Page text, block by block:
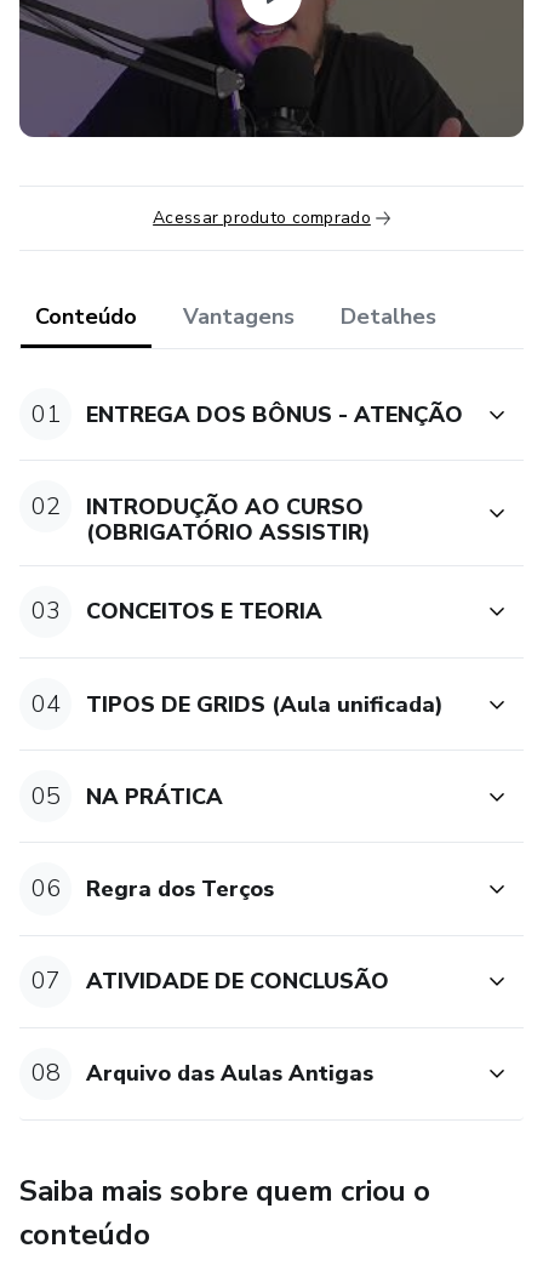
Acessar produto comprado
Conteúdo Vantagens Detalhes
01 ENTREGA DOS BÔNUS - ATENÇÃO
02
INTRODUÇÃO AO CURSO
(OBRIGATÓRIO ASSISTIR)
03 CONCEITOS E TEORIA
04 TIPOS DE GRIDS (Aula unificada)
05 NA PRÁTICA
06 Regra dos Terços
07 ATIVIDADE DE CONCLUSÃO
08 Arquivo das Aulas Antigas
Saiba mais sobre quem criou o
conteúdo